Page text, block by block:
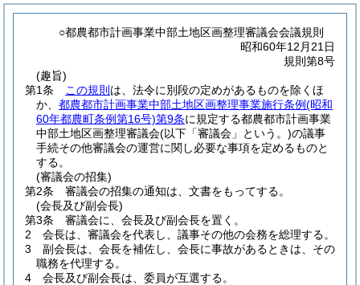
○都農都市計画事業中部土地区画整理審議会会議規則
昭和60年12月21日
規則第8号
(趣旨)
第1条
この規則 は、法令に別段の定めがあるものを除くほ
か、 都農都市計画事業中部土地区画整理事業施行条例(昭和
60年都農町条例第16号)第9条に規定する都農都市計画事業
中部土地区画整理審議会(以下「審議会」という。)の議事
手続その他審議会の運営に関し必要な事項を定めるものと
する。
(審議会の招集)
第2条
審議会の招集の通知は、文書をもってする。
(会長及び副会長)
第3条
審議会に、会長及び副会長を置く。
2
会長は、審議会を代表し、議事その他の会務を総理する。
3
副会長は、会長を補佐し、会長に事故があるときは、その
職務を代理する。
4
会長及び副会長は、委員が互選する。